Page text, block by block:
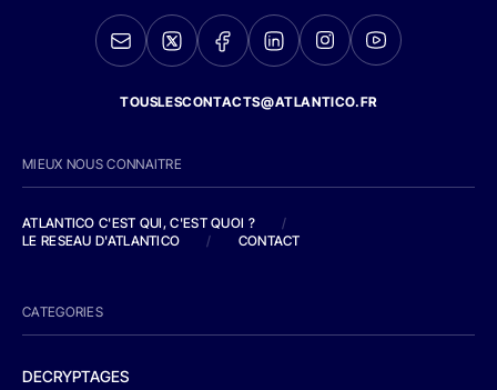
TOUSLESCONTACTS@ATLANTICO.FR
MIEUX NOUS CONNAITRE
ATLANTICO C'EST QUI, C'EST QUOI ?
/
LE RESEAU D'ATLANTICO
/ CONTACT
CATEGORIES
DECRYPTAGES